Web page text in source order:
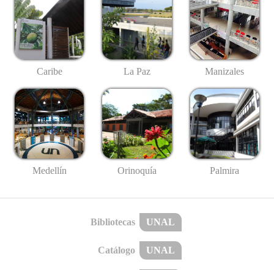
Caribe La Paz Manizales
Medellín Orinoquía Palmira
Bibliotecas UNAL
Catálogo UNAL